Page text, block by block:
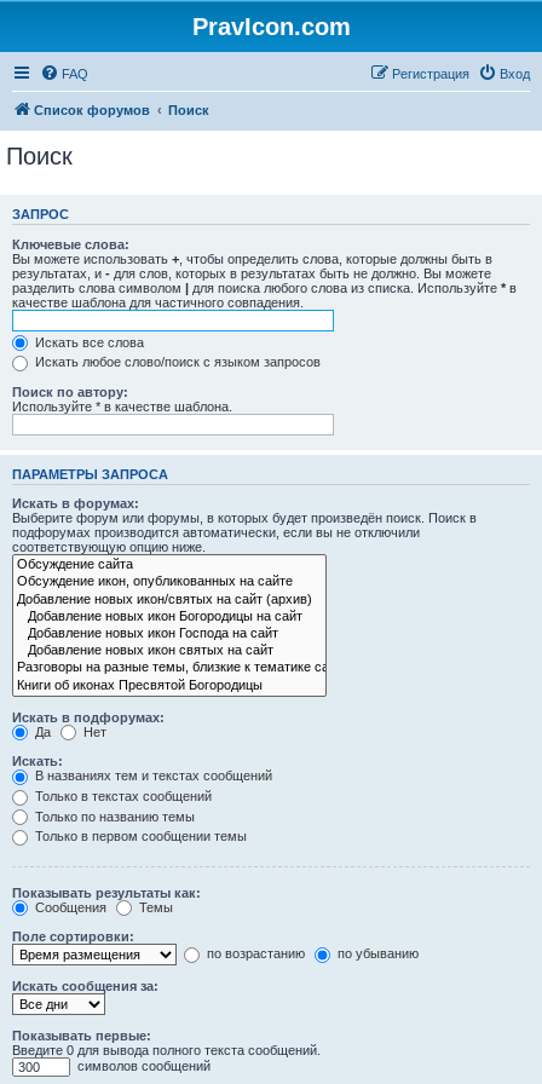
PravIcon.com
FAQ Вход
Регистрация
Список форумов Поиск
Поиск
ЗАПРОС
Ключевые слова:
Вы можете использовать + , чтобы определить слова, которые должны быть в
результатах, и - для слов, которых в результатах быть не должно. Вы можете
разделить слова символом | для поиска любого слова из списка. Используйте * в
качестве шаблона для частичного совпадения.
Искать все слова
Искать любое слово/поиск с языком запросов
Поиск по автору:
Используйте * в качестве шаблона.
ПАРАМЕТРЫ ЗАПРОСА
Искать в форумах:
Выберите форум или форумы, в которых будет произведён поиск. Поиск в
подфорумах производится автоматически, если вы не отключили
соответствующую опцию ниже.
Искать в подфорумах:
Да
Нет
Искать:
В названиях тем и текстах сообщений
Только в текстах сообщений
Только по названию темы
Только в первом сообщении темы
Показывать результаты как:
Сообщения
Темы
Поле сортировки:
по возрастанию
по убыванию
Искать сообщения за:
Показывать первые:
Введите 0 для вывода полного текста сообщений.
символов сообщений